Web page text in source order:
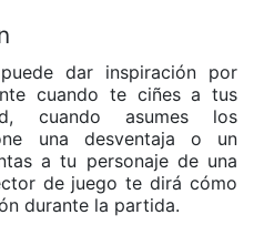
dar inspiración por
cuando te ciñes a tus
cuando asumes los
una desventaja o un
a tu personaje de una
de juego te dirá cómo
durante la partida.